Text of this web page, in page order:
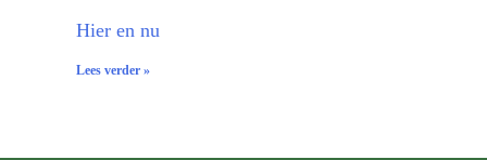
Hier en nu
Lees verder »